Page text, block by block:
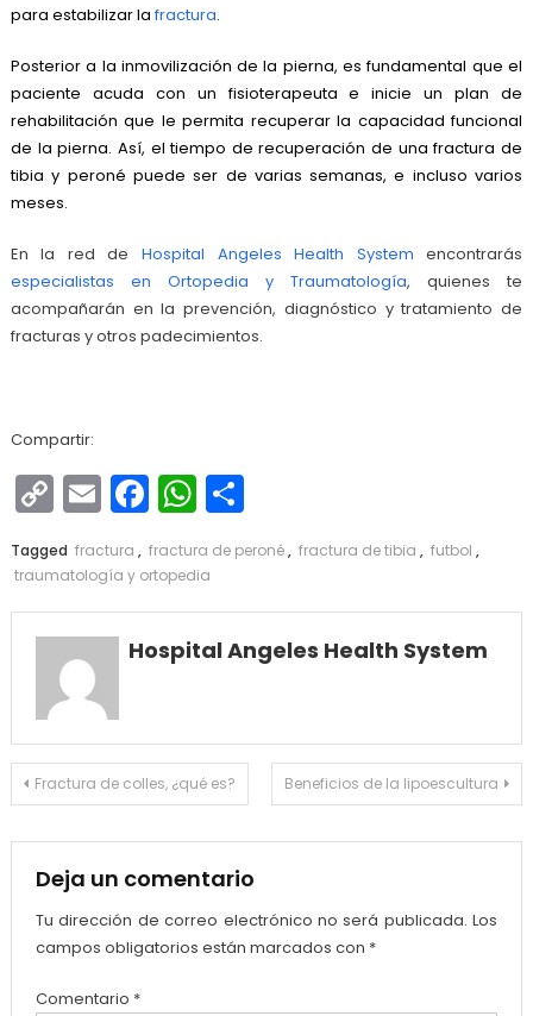
para estabilizar lafractura.
Posterior a la inmovilización de la pierna, es fundamental que el
paciente acuda con un fisioterapeuta e inicie un plan de
rehabilitación que le permita recuperar la capacidad funcional
de la pierna. Así, el tiempo de recuperación de una fractura de
tibia y peroné puede ser de varias semanas, e incluso varios
meses.
En la red de Hospital Angeles Health System encontrarás
especialistas en Ortopedia y Traumatología, quienes te
acompañarán en la prevención, diagnóstico y tratamiento de
fracturas y otros padecimientos.
Compartir:
Copy
Link
EmailFacebook
WhatsApp
Compartir
Tagged fractura , fractura de peroné, fractura de tibia , futbol ,
traumatología y ortopedia
Hospital Angeles Health System
Navegación
de
entradas
Fractura de colles, ¿qué es? Beneficios de la lipoescultura
Deja un comentario
Tu dirección de correo electrónico no será publicada. Los
campos obligatorios están marcados con *
Comentario *